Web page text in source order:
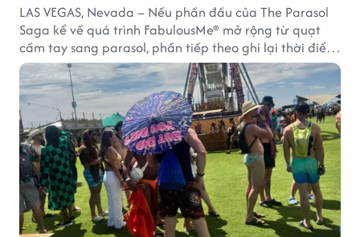
LAS VEGAS, Nevada – Nếu phần đầu của The Parasol
Saga kể về quá trình FabulousMe® mở rộng từ quạt
cầm tay sang parasol, phần tiếp theo ghi lại thời điểm
sản phẩm được thị trường đón nhận và dần vượt khỏi
công năng che nắng thông thường.